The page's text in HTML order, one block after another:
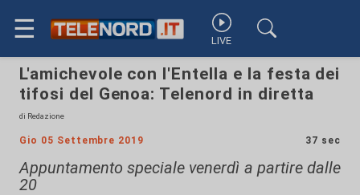
☰ LIVE
L'amichevole con l'Entella e la festa dei
tifosi del Genoa: Telenord in diretta
di Redazione
Gio 05 Settembre 2019 37 sec
Appuntamento speciale venerdì a partire dalle
20